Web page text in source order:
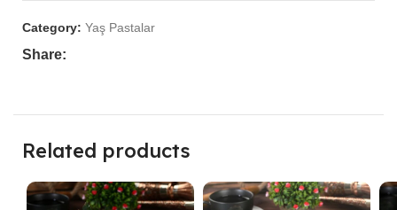
Category: Yaş Pastalar
Share:
Related products